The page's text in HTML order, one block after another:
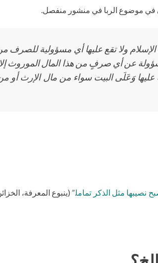
في موضوع الربا في منشور منفصل.
ولا تقع عليها أي مسؤولية للصرف
عن أي صرفٍ من هذا المال الموروث
وَعَلَى البيت سواء من مال الإرث أو
نصيبها مثل الذكر تماما.” (ينبوع المعرفة،